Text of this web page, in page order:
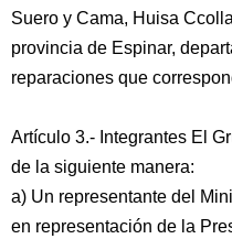
Suero y Cama, Huisa
provincia de Espinar,
reparaciones que
Artículo 3.- Integrantes El
de la siguiente manera:
a) Un representante del
en representación de la